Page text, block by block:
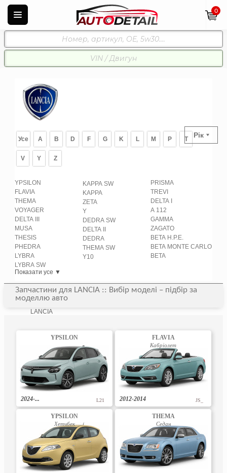
0
Усе A B D F G K L M P T
V Y Z
Рік
YPSILON
FLAVIA
THEMA
VOYAGER
DELTA III
MUSA
THESIS
PHEDRA
LYBRA
LYBRA SW
KAPPA SW
KAPPA
ZETA
Y
DEDRA SW
DELTA II
DEDRA
THEMA SW
Y10
PRISMA
TREVI
DELTA I
A 112
GAMMA
ZAGATO
BETA H.P.E.
BETA MONTE CARLO
BETA
Показати усе ▼
Запчастини для LANCIA :: Вибір моделі – підбір за
моделлю авто
LANCIA
YPSILON
2024-... L21
FLAVIA
Кабріолет
2012-2014 JS_
YPSILON
Хетчбек
THEMA
Седан